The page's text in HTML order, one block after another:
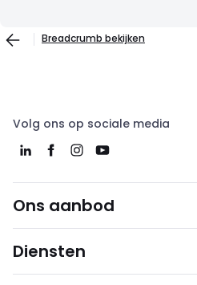
Breadcrumb bekijken
Volg ons op sociale media
Ons aanbod
Diensten